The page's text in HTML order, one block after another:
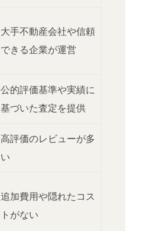
大手不動産会社や信頼
できる企業が運営
公的評価基準や実績に
基づいた査定を提供
高評価のレビューが多
い
追加費用や隠れたコス
トがない